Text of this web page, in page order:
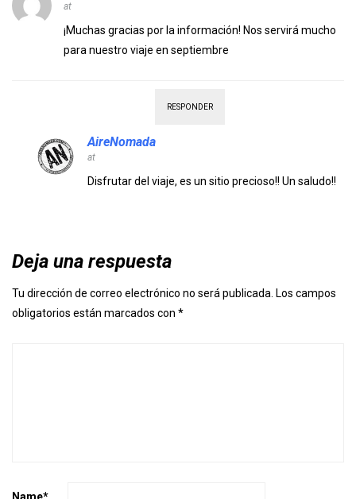
at
¡Muchas gracias por la información! Nos servirá mucho
para nuestro viaje en septiembre
RESPONDER
AireNomada
at
Disfrutar del viaje, es un sitio precioso!! Un saludo!!
Deja una respuesta
Tu dirección de correo electrónico no será publicada. Los campos
obligatorios están marcados con *
Name*